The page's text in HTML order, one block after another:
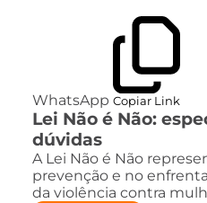
WhatsApp Copiar Link
Lei Não é Não:
dúvidas
A Lei Não é Não
prevenção e no
da violência contra